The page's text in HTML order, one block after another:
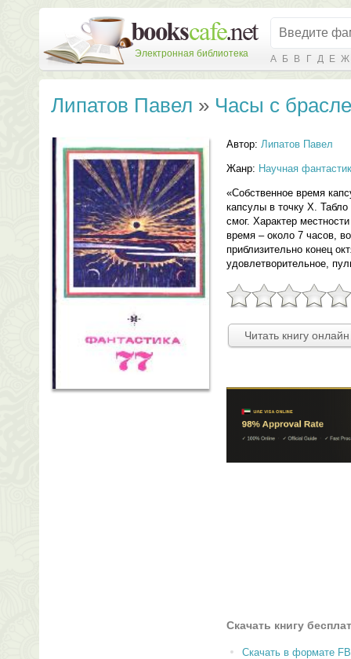
Электронная библиотека А Б В Г Д Е Ж
Липатов Павел » Часы с
Автор: Липатов Павел
Жанр: Научная
«Собственное время
капсулы в точку X.
смог. Характер
время – около 7 часов,
приблизительно конец
удовлетворительное,
Читать книгу
Скачать книгу
Скачать в формате